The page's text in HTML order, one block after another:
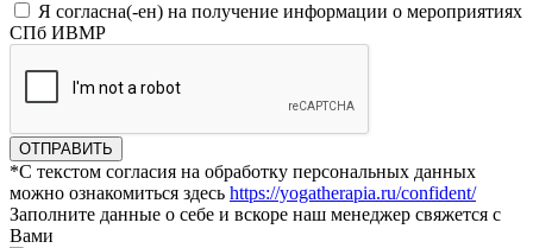
Я согласна(-ен) на получение информации о мероприятиях
СПб ИВМР
ОТПРАВИТЬ
*С текстом согласия на обработку персональных данных
можно ознакомиться здесь https://yogatherapia.ru/confident/
Заполните данные о себе и вскоре наш менеджер свяжется с
Вами